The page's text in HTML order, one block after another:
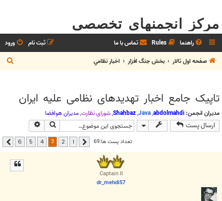
مرکز انجمنهای تخصصی
راهنما Rules تماس با ما ورود
ثبت نام
صفحه اول تالار
بخش جنگ افزار اخبار نظامي
ج
س
تاپيک جامع اخبار تهديدهای نظامی عليه ايران
مدیران انجمن: abdolmahdi
,
Java
,
Shahbaz
,شوراي نظارت,مديران هوافضا
ارسال پست جستجو
تعداد پست ها:69 قبلی 2
3
4
5
6 بعدی
Captain II
dr_mehdi57